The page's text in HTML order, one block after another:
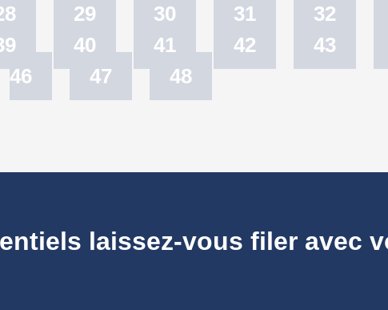
29 30 31 32
40 41 42 43
46
47 48
laissez-vous filer avec